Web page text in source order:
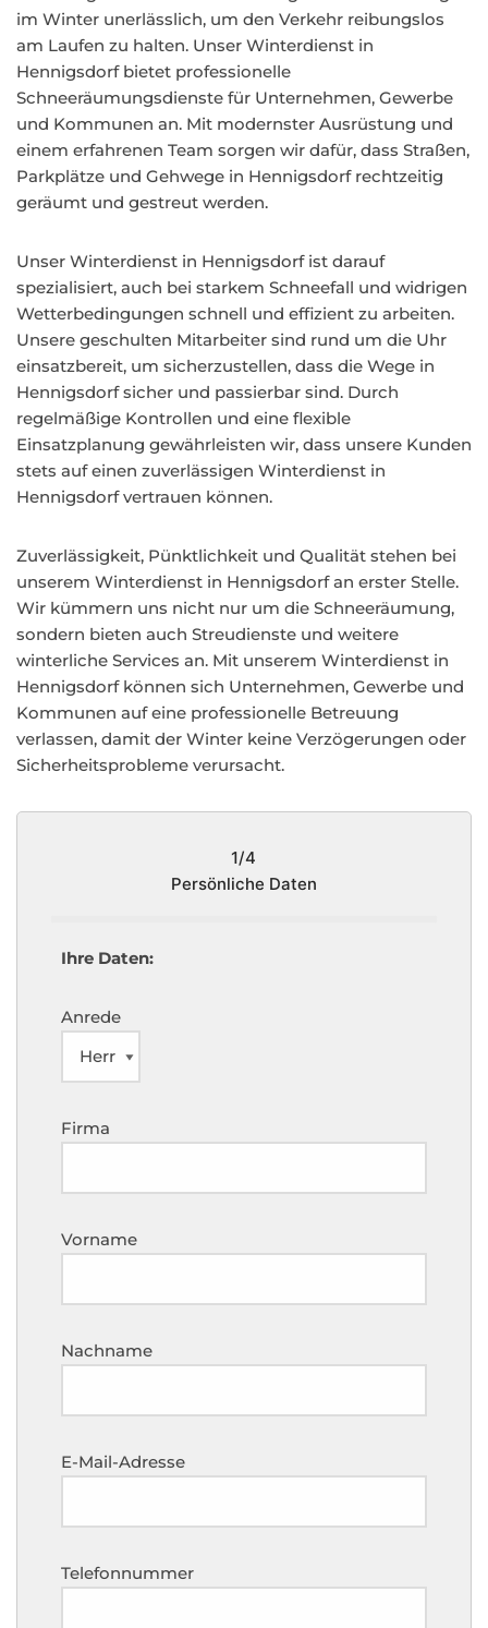
im Winter unerlässlich, um den Verkehr reibungslos
am Laufen zu halten. Unser Winterdienst in
Hennigsdorf bietet professionelle
Schneeräumungsdienste für Unternehmen, Gewerbe
und Kommunen an. Mit modernster Ausrüstung und
einem erfahrenen Team sorgen wir dafür, dass Straßen,
Parkplätze und Gehwege in Hennigsdorf rechtzeitig
geräumt und gestreut werden.
Unser Winterdienst in Hennigsdorf ist darauf
spezialisiert, auch bei starkem Schneefall und widrigen
Wetterbedingungen schnell und effizient zu arbeiten.
Unsere geschulten Mitarbeiter sind rund um die Uhr
einsatzbereit, um sicherzustellen, dass die Wege in
Hennigsdorf sicher und passierbar sind. Durch
regelmäßige Kontrollen und eine flexible
Einsatzplanung gewährleisten wir, dass unsere Kunden
stets auf einen zuverlässigen Winterdienst in
Hennigsdorf vertrauen können.
Zuverlässigkeit, Pünktlichkeit und Qualität stehen bei
unserem Winterdienst in Hennigsdorf an erster Stelle.
Wir kümmern uns nicht nur um die Schneeräumung,
sondern bieten auch Streudienste und weitere
winterliche Services an. Mit unserem Winterdienst in
Hennigsdorf können sich Unternehmen, Gewerbe und
Kommunen auf eine professionelle Betreuung
verlassen, damit der Winter keine Verzögerungen oder
Sicherheitsprobleme verursacht.
1/4
Persönliche Daten
Ihre Daten:
Anrede
Firma
Vorname
Nachname
E-Mail-Adresse
Telefonnummer